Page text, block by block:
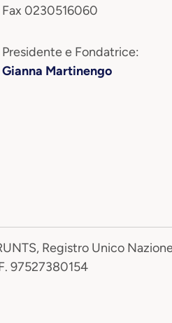
Fax 0230516060
Presidente e Fondatrice:
Gianna Martinengo
Registro Unico
97527380154